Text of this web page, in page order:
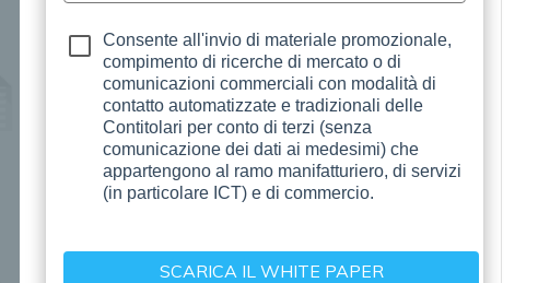
Consente all'invio di materiale promozionale,
compimento di ricerche di mercato o di
comunicazioni commerciali con modalità di
contatto automatizzate e tradizionali delle
Contitolari per conto di terzi (senza
comunicazione dei dati ai medesimi) che
appartengono al ramo manifatturiero, di servizi
(in particolare ICT) e di commercio.